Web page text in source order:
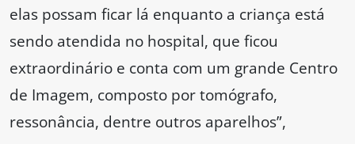
elas possam ficar lá enquanto a criança está
sendo atendida no hospital, que ficou
extraordinário e conta com um grande Centro
de Imagem, composto por tomógrafo,
ressonância, dentre outros aparelhos”,